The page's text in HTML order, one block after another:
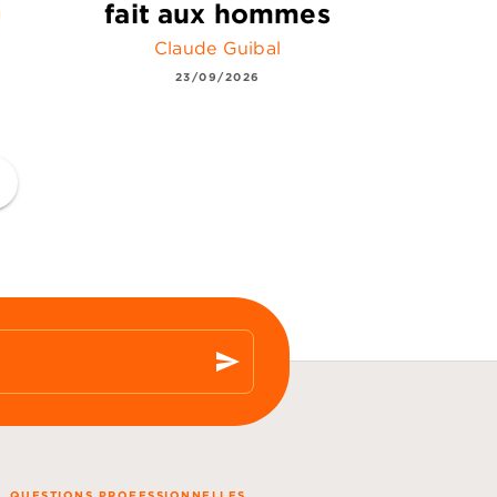
fait aux hommes
Claude Guibal
23/09/2026
send